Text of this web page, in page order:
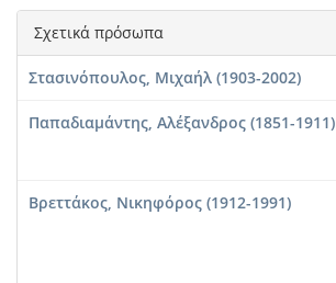
Σχετικά πρόσωπα
Στασινόπουλος, Μιχαήλ (1903-2002)
Παπαδιαμάντης, Αλέξανδρος (1851-1911)
Βρεττάκος, Νικηφόρος (1912-1991)